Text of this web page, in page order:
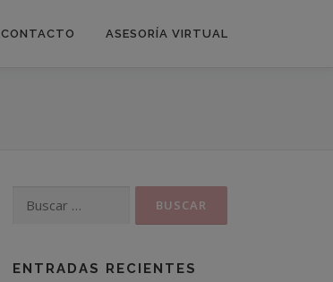
CONTACTO ASESORÍA VIRTUAL
ENTRADAS RECIENTES